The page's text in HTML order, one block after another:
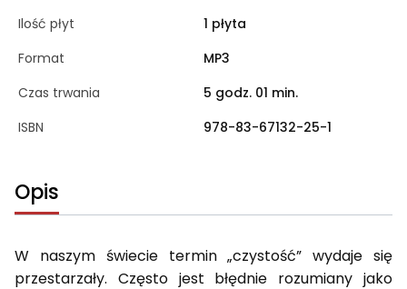
Ilość płyt
1 płyta
Format
MP3
Czas trwania
5 godz. 01 min.
ISBN
978-83-67132-25-1
Opis
W naszym świecie termin „czystość” wydaje się
przestarzały. Często jest błędnie rozumiany jako